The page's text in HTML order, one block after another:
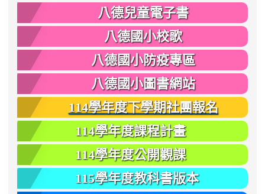
八德兒童電子書
八德國小校歌
八德國小防疫專區
八德國小圖書網站
114學年度下學期社團報名
114學年度課程計畫
114學年度公開觀課
115學年度教科書版本